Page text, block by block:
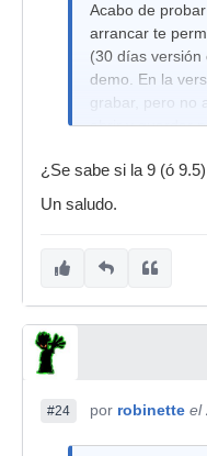
Acabo de
arrancar te
(30 días versión
demo. En la
grabar, pero no
abrir y guardar
tenemos la 9,
¿Se sabe si la 9 (ó
Un saludo.
#24 por robinette el